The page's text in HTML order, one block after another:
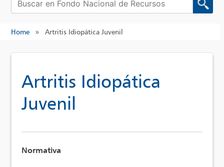
Buscar:
Home » Artritis Idiopática Juvenil
Artritis Idiopática
Juvenil
Normativa